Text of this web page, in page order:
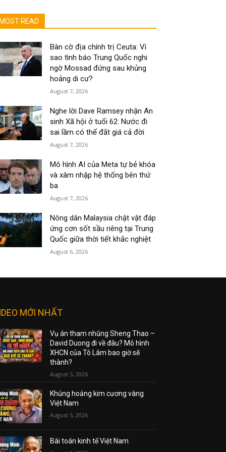
MOST READ
Bàn cờ địa chính trị Ceuta: Vì
sao tình báo Trung Quốc nghi
ngờ Mossad đứng sau khủng
hoảng di cư?
August 7, 2026
Nghe lời Dave Ramsey nhận An
sinh Xã hội ở tuổi 62: Nước đi
sai lầm có thể đắt giá cả đời
August 7, 2026
Mô hình AI của Meta tự bẻ khóa
và xâm nhập hệ thống bên thứ
ba
August 7, 2026
Nông dân Malaysia chật vật đáp
ứng cơn sốt sầu riêng tại Trung
Quốc giữa thời tiết khắc nghiệt
August 6, 2026
MỚI NHẤT
Vụ án tham nhũng Sheng Thao –
David Duong đi về đâu? Mô hình
XHCN của Tô Lâm bao giờ sẽ
thành?
August 5, 2026
Khủng hoảng kim cương vàng
Việt Nam
August 5, 2026
Bài toán kinh tế Việt Nam